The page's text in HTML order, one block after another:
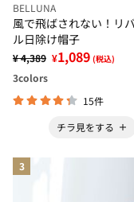
BELLUNA
風で飛ばされない！リ
ル日除け帽子
¥ 4,389 ¥1,089 (税込)
3colors
15件
チラ見をする
3